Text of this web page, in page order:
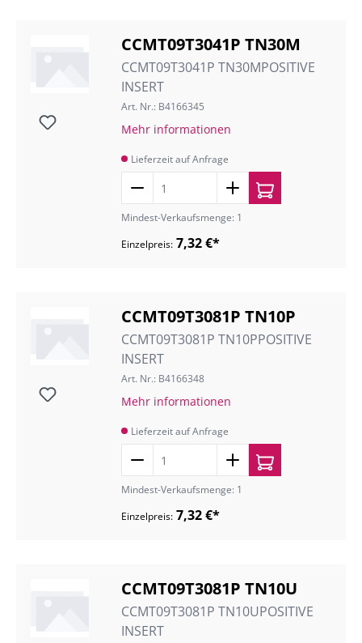
CCMT09T3041P TN30M
CCMT09T3041P TN30MPOSITIVE
INSERT
Art. Nr.: B4166345
Mehr informationen
Lieferzeit auf Anfrage
Mindest-Verkaufsmenge: 1
Einzelpreis: 7,32 €*
CCMT09T3081P TN10P
CCMT09T3081P TN10PPOSITIVE
INSERT
Art. Nr.: B4166348
Mehr informationen
Lieferzeit auf Anfrage
Mindest-Verkaufsmenge: 1
Einzelpreis: 7,32 €*
CCMT09T3081P TN10U
CCMT09T3081P TN10UPOSITIVE
INSERT